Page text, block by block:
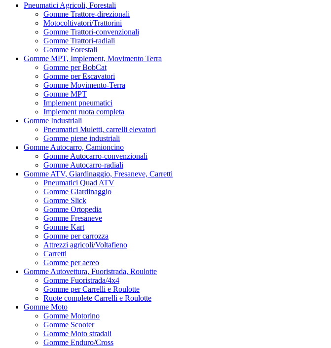
Pneumatici Agricoli, Forestali
Gomme Trattore-direzionali
Motocoltivatori/Trattorini
Gomme Trattori-convenzionali
Gomme Trattori-radiali
Gomme Forestali
Gomme MPT, Implement, Movimento Terra
Gomme per BobCat
Gomme per Escavatori
Gomme Movimento-Terra
Gomme MPT
Implement pneumatici
Implement ruota completa
Gomme Industriali
Pneumatici Muletti, carrelli elevatori
Gomme piene industriali
Gomme Autocarro, Camioncino
Gomme Autocarro-convenzionali
Gomme Autocarro-radiali
Gomme ATV, Giardinaggio, Fresaneve, Carretti
Pneumatici Quad ATV
Gomme Giardinaggio
Gomme Slick
Gomme Ortopedia
Gomme Fresaneve
Gomme Kart
Gomme per carrozza
Attrezzi agricoli/Voltafieno
Carretti
Gomme per aereo
Gomme Autovettura, Fuoristrada, Roulotte
Gomme Fuoristrada/4x4
Gomme per Carrelli e Roulotte
Ruote complete Carrelli e Roulotte
Gomme Moto
Gomme Motorino
Gomme Scooter
Gomme Moto stradali
Gomme Enduro/Cross